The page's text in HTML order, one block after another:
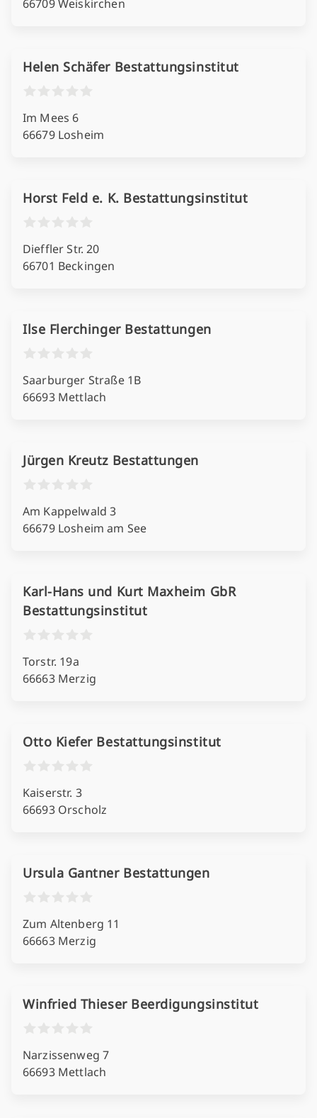
66709 Weiskirchen
Helen Schäfer Bestattungsinstitut
Im Mees 6
66679 Losheim
Horst Feld e. K. Bestattungsinstitut
Dieffler Str. 20
66701 Beckingen
Ilse Flerchinger Bestattungen
Saarburger Straße 1B
66693 Mettlach
Jürgen Kreutz Bestattungen
Am Kappelwald 3
66679 Losheim am See
Karl-Hans und Kurt Maxheim GbR
Bestattungsinstitut
Torstr. 19a
66663 Merzig
Otto Kiefer Bestattungsinstitut
Kaiserstr. 3
66693 Orscholz
Ursula Gantner Bestattungen
Zum Altenberg 11
66663 Merzig
Winfried Thieser Beerdigungsinstitut
Narzissenweg 7
66693 Mettlach